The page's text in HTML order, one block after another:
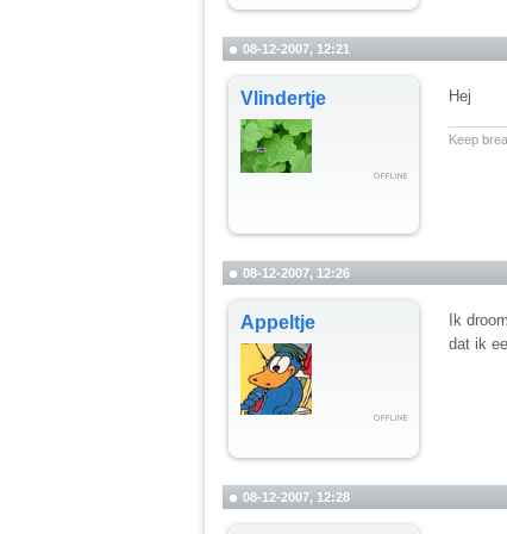
08-12-2007, 12:21
Vlindertje
Hej
Keep
08-12-2007, 12:26
Appeltje
Ik
dat ik
08-12-2007, 12:28